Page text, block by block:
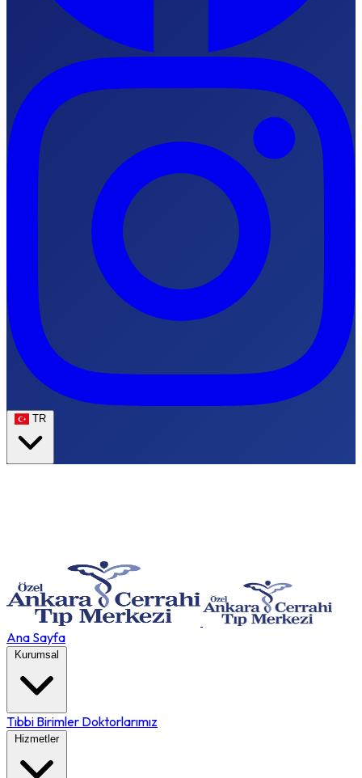
TR
Ana Sayfa
Kurumsal
Tıbbi Birimler Doktorlarımız
Hizmetler